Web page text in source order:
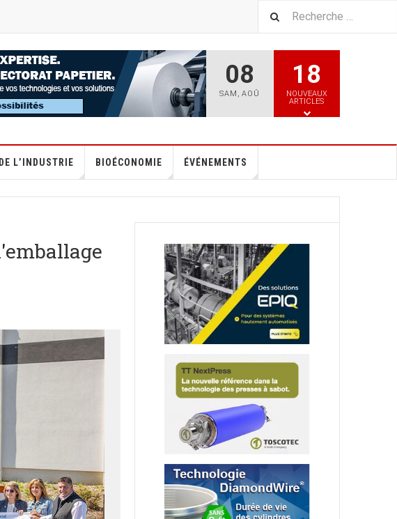
08
SAM , AOÛ
18
NOUVEAUX
ARTICLES
L’INDUSTRIE BIOÉCONOMIE ÉVÉNEMENTS